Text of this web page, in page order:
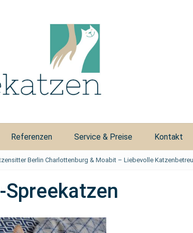
Referenzen Service & Preise Kontakt
Berlin Charlottenburg & Moabit – Liebevolle